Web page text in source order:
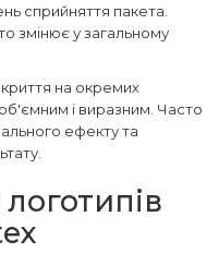
сприйняття пакета.
змінює у загальному
на окремих
і виразним. Часто
ефекту та